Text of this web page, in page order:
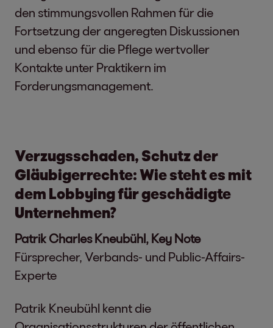
den stimmungsvollen Rahmen für die
Fortsetzung der angeregten Diskussionen
und ebenso für die Pflege wertvoller
Kontakte unter Praktikern im
Forderungsmanagement.
Verzugsschaden, Schutz der
Gläubigerrechte: Wie steht es mit
dem Lobbying für geschädigte
Unternehmen?
Patrik Charles Kneubühl, Key Note
Fürsprecher, Verbands- und Public-Affairs-
Experte
Patrik Kneubühl kennt die